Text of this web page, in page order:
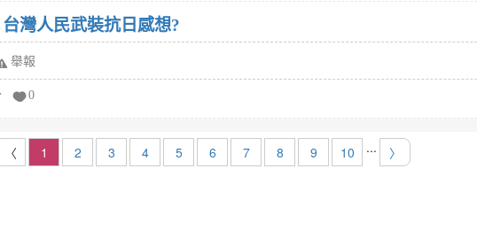
灣人民武裝抗日感想?
舉報
0
〈 1 2 3 4 5 6 7 8 9 10 ... 〉